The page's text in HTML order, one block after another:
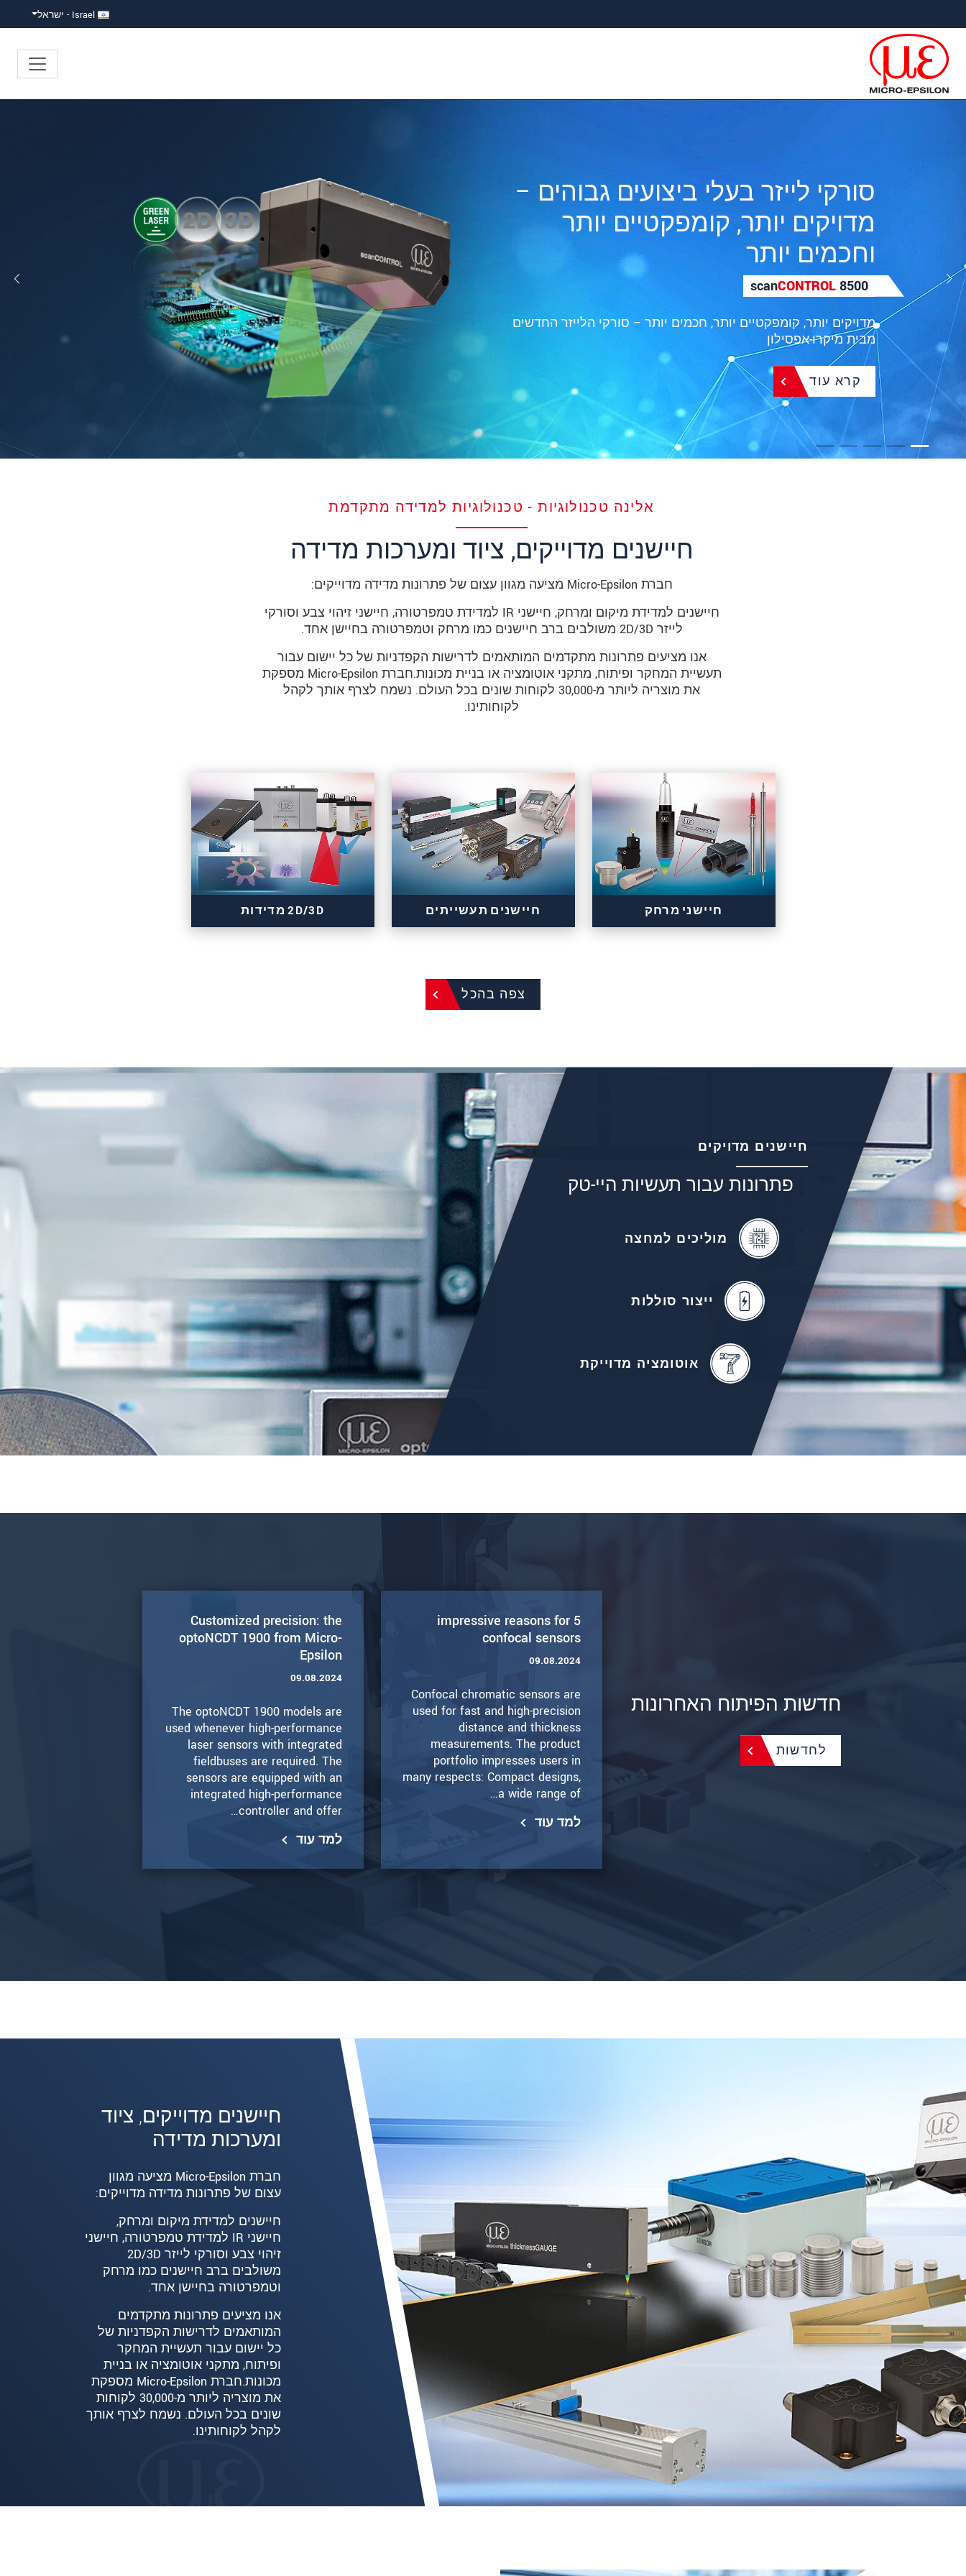
Israel - ישראל
סוג יחודי של מערכת מדידה
קונפוקלית ליישומי יצור סדרתי
תעשייתיים
confocalDT
בקר קומפקטי ביותר עם ביצועים מרביים ו-Ethernet תעשייתי משולב
קרא עוד
אלינה טכנולוגיות - טכנולוגיות למדידה מתקדמת
חיישנים מדוייקים, ציוד ומערכות מדידה
חברת Micro-Epsilon מציעה מגוון עצום של פתרונות מדידה מדוייקים:
חיישנים למדידת מיקום ומרחק, חיישני IR למדידת טמפרטורה, חיישני זיהוי צבע וסורקי
לייזר 2D/3D משולבים ברב חיישנים כמו מרחק וטמפרטורה בחיישן אחד.
אנו מציעים פתרונות מתקדמים המותאמים לדרישות הקפדניות של כל יישום עבור
תעשיית המחקר ופיתוח, מתקני אוטומציה או בניית מכונות.חברת Micro-Epsilon מספקת
את מוצריה ליותר מ-30,000 לקוחות שונים בכל העולם. נשמח לצרף אותך לקהל
לקוחותינו.
חיישני מרחק חיישנים תעשייתים
Sensors for color, tilt, presence
& temperature
2D/3D מדידות
צפה בהכל
חיישנים מדויקים
פתרונות עבור תעשיות היי-טק
מוליכים למחצה
ייצור סוללות
אוטומציה מדוייקת
חדשות הפיתוח האחרונות
לחדשות
5 impressive reasons for
confocal sensors
09.08.2024
Confocal chromatic sensors are
used for fast and high-precision
distance and thickness
measurements. The product
portfolio impresses users in
many respects: Compact designs,
a wide range of…
למד עוד
Customized precision: the
optoNCDT 1900 from Micro-
Epsilon
09.08.2024
The optoNCDT 1900 models are
used whenever high-performance
laser sensors with integrated
fieldbuses are required. The
sensors are equipped with an
integrated high-performance
controller and offer…
למד עוד
חיישנים מדוייקים, ציוד
ומערכות מדידה
חברת Micro-Epsilon מציעה מגוון
עצום של פתרונות מדידה מדוייקים:
חיישנים למדידת מיקום ומרחק,
חיישני IR למדידת טמפרטורה, חיישני
זיהוי צבע וסורקי לייזר 2D/3D
משולבים ברב חיישנים כמו מרחק
וטמפרטורה בחיישן אחד.
אנו מציעים פתרונות מתקדמים
המותאמים לדרישות הקפדניות של
כל יישום עבור תעשיית המחקר
ופיתוח, מתקני אוטומציה או בניית
מכונות.חברת Micro-Epsilon מספקת
את מוצריה ליותר מ-30,000 לקוחות
שונים בכל העולם. נשמח לצרף אותך
לקהל לקוחותינו.